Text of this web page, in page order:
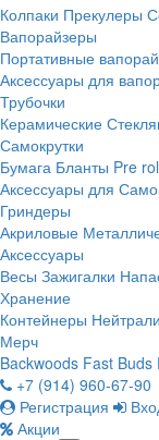
Колпаки Прекулеры
Вапорайзеры
Портативные
Аксессуары для
Трубочки
Керамические
Самокрутки
Бумага Бланты Pre
Аксессуары для
Гриндеры
Акриловые
Аксессуары
Весы Зажигалки
Хранение
Контейнеры
Мерч
Backwoods Fast Buds
+7 (914) 960-67-90
Регистрация
Акции